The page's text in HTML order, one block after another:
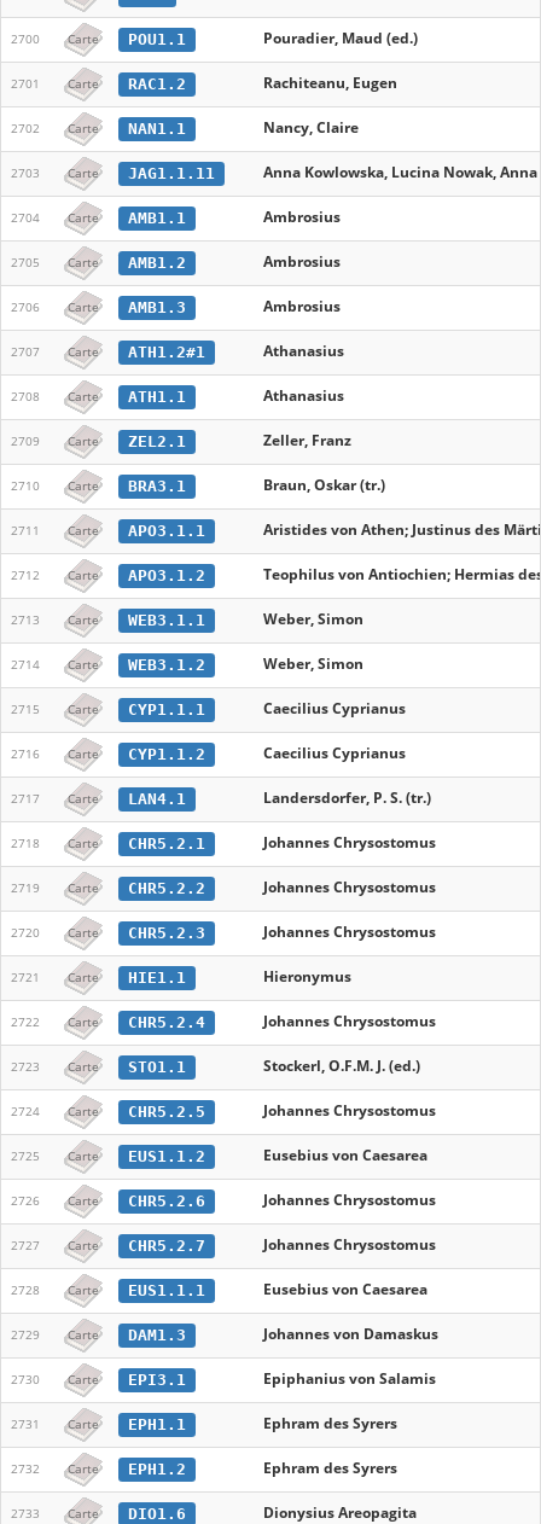
2700 Carte POU1.1 Pouradier, Maud (ed.)
2701 Carte RAC1.2 Rachiteanu, Eugen
2702 Carte NAN1.1 Nancy, Claire
2703 Carte JAG1.1.11 Anna Kowlowska, Lucina Nowak,
2704 Carte AMB1.1 Ambrosius
2705 Carte AMB1.2 Ambrosius
2706 Carte AMB1.3 Ambrosius
2707 Carte ATH1.2#1 Athanasius
2708 Carte ATH1.1 Athanasius
2709 Carte ZEL2.1 Zeller, Franz
2710 Carte BRA3.1 Braun, Oskar (tr.)
2711 Carte APO3.1.1 Aristides von Athen; Justinus des
2712 Carte APO3.1.2 Teophilus von Antiochien; Hermias
2713 Carte WEB3.1.1 Weber, Simon
2714 Carte WEB3.1.2 Weber, Simon
2715 Carte CYP1.1.1 Caecilius Cyprianus
2716 Carte CYP1.1.2 Caecilius Cyprianus
2717 Carte LAN4.1 Landersdorfer, P. S. (tr.)
2718 Carte CHR5.2.1 Johannes Chrysostomus
2719 Carte CHR5.2.2 Johannes Chrysostomus
2720 Carte CHR5.2.3 Johannes Chrysostomus
2721 Carte HIE1.1 Hieronymus
2722 Carte CHR5.2.4 Johannes Chrysostomus
2723 Carte STO1.1 Stockerl, O.F.M. J. (ed.)
2724 Carte CHR5.2.5 Johannes Chrysostomus
2725 Carte EUS1.1.2 Eusebius von Caesarea
2726 Carte CHR5.2.6 Johannes Chrysostomus
2727 Carte CHR5.2.7 Johannes Chrysostomus
2728 Carte EUS1.1.1 Eusebius von Caesarea
2729 Carte DAM1.3 Johannes von Damaskus
2730 Carte EPI3.1 Epiphanius von Salamis
2731 Carte EPH1.1 Ephram des Syrers
2732 Carte EPH1.2 Ephram des Syrers
2733 Carte DIO1.6 Dionysius Areopagita